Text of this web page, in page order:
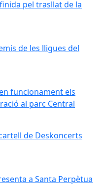
pel trasllat de la
de les lligues del
de les lligues del
funcionament els
funcionament els
al parc Central
de Deskoncerts 2015
de Deskoncerts
a Santa Perpètua
a Santa Perpètua